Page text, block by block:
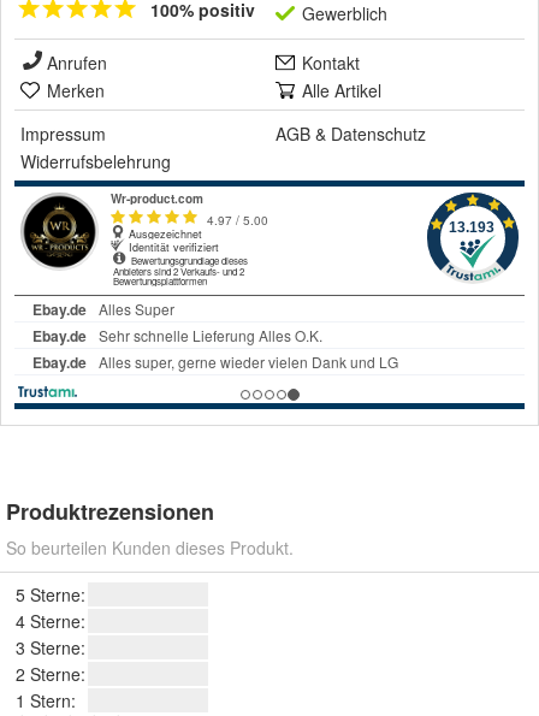
100% positiv
Gewerblich
Anrufen
Kontakt
Merken
Alle Artikel
Impressum
AGB & Datenschutz
Widerrufsbelehrung
Produktrezensionen
So beurteilen Kunden dieses Produkt.
5 Sterne:
4 Sterne:
3 Sterne:
2 Sterne:
1 Stern: